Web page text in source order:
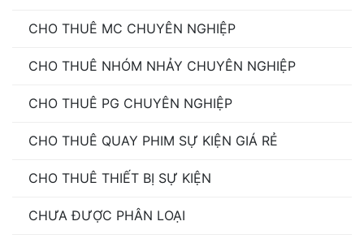
CHO THUÊ MC CHUYÊN NGHIỆP
CHO THUÊ NHÓM NHẢY CHUYÊN NGHIỆP
CHO THUÊ PG CHUYÊN NGHIỆP
CHO THUÊ QUAY PHIM SỰ KIỆN GIÁ RẺ
CHO THUÊ THIẾT BỊ SỰ KIỆN
CHƯA ĐƯỢC PHÂN LOẠI